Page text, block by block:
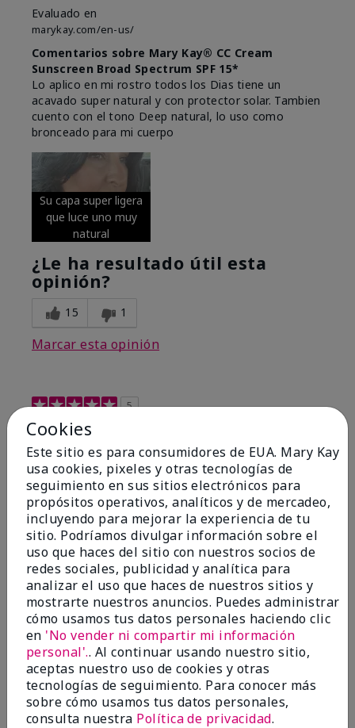
Evaluado en
marykay.com/en-us/
Comentarios sobre Mary Kay® CC Cream
Sunscreen Broad Spectrum SPF 15*
Lo aplico en mi rostro todos los Dias tiene un
acavado super natural y con protector solar. Tambien
cuento con el tono Deep natural, lo uso como
bronceado para mi cuerpo
Su capa super ligera
que luce uno muy
natural
¿Le ha resultado útil esta
opinión?
15 1
Marcar esta opinión
5
Excellent
EnviadoHace 4 meses
Coverly
deColumbia Missouri
Evaluado en
marykay.com/en-us/
Comentarios sobre Mary Kay® CC Cream
Sunscreen Broad Spectrum SPF 15*
I have been wearing the cc cream for 8 years now. I
absolutely love it. Its not cakey it's not heavy and it
blends effortlessly. I get compliments all the time.
10/10 I definitely recommend.
Mostrar Traducción
Cookies
Este sitio es para consumidores de EUA. Mary Kay
usa cookies, pixeles y otras tecnologías de
seguimiento en sus sitios electrónicos para
propósitos operativos, analíticos y de mercadeo,
incluyendo para mejorar la experiencia de tu
sitio. Podríamos divulgar información sobre el
uso que haces del sitio con nuestros socios de
redes sociales, publicidad y analítica para
analizar el uso que haces de nuestros sitios y
mostrarte nuestros anuncios. Puedes administrar
cómo usamos tus datos personales haciendo clic
en 'No vender ni compartir mi información
personal'.. Al continuar usando nuestro sitio,
aceptas nuestro uso de cookies y otras
tecnologías de seguimiento. Para conocer más
sobre cómo usamos tus datos personales,
consulta nuestra Política de privacidad.